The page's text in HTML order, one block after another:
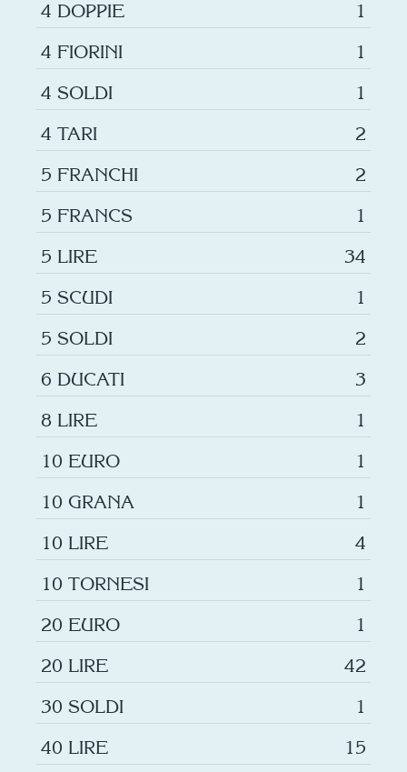
4 DOPPIE
1
4 FIORINI
1
4 SOLDI
1
4 TARI
2
5 FRANCHI
2
5 FRANCS
1
5 LIRE
34
5 SCUDI
1
5 SOLDI
2
6 DUCATI
3
8 LIRE
1
10 EURO
1
10 GRANA
1
10 LIRE
4
10 TORNESI
1
20 EURO
1
20 LIRE
42
30 SOLDI
1
40 LIRE
15